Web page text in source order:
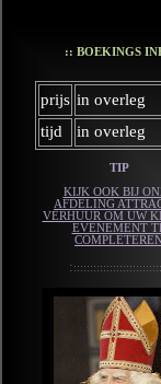
:: BOEKINGS
prijs in overleg
tijd
in overleg
TIP
KIJK OOK BIJ
AFDELING
VERHUUR OM UW
EVENEMENT
: